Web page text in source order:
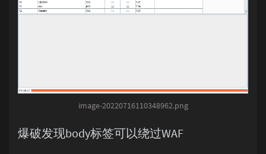
<iframe>
<li>
< map
<mark>
image-20220716110348962.png
爆破发现body标签可以绕过WAF